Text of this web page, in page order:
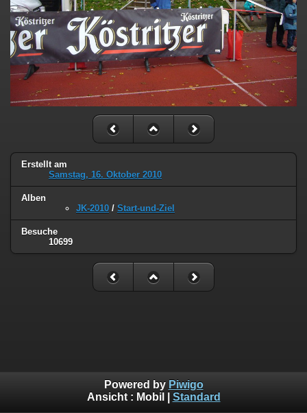
Erstellt am
Samstag, 16. Oktober 2010
Alben
JK-2010 / Start-und-Ziel
Besuche
10699
Powered by Piwigo
Ansicht : Mobil Standard